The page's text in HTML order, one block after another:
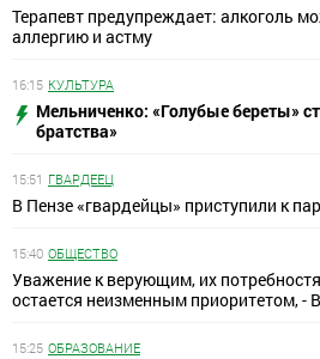
Терапевт предупреждает: алкоголь
аллергию и астму
16:15 КУЛЬТУРА
Мельниченко: «Голубые береты»
братства»
15:51 ГВАРДЕЕЦ
В Пензе «гвардейцы» приступили к
15:40 ОБЩЕСТВО
Уважение к верующим, их
остается неизменным приоритетом, -
15:25 ОБРАЗОВАНИЕ